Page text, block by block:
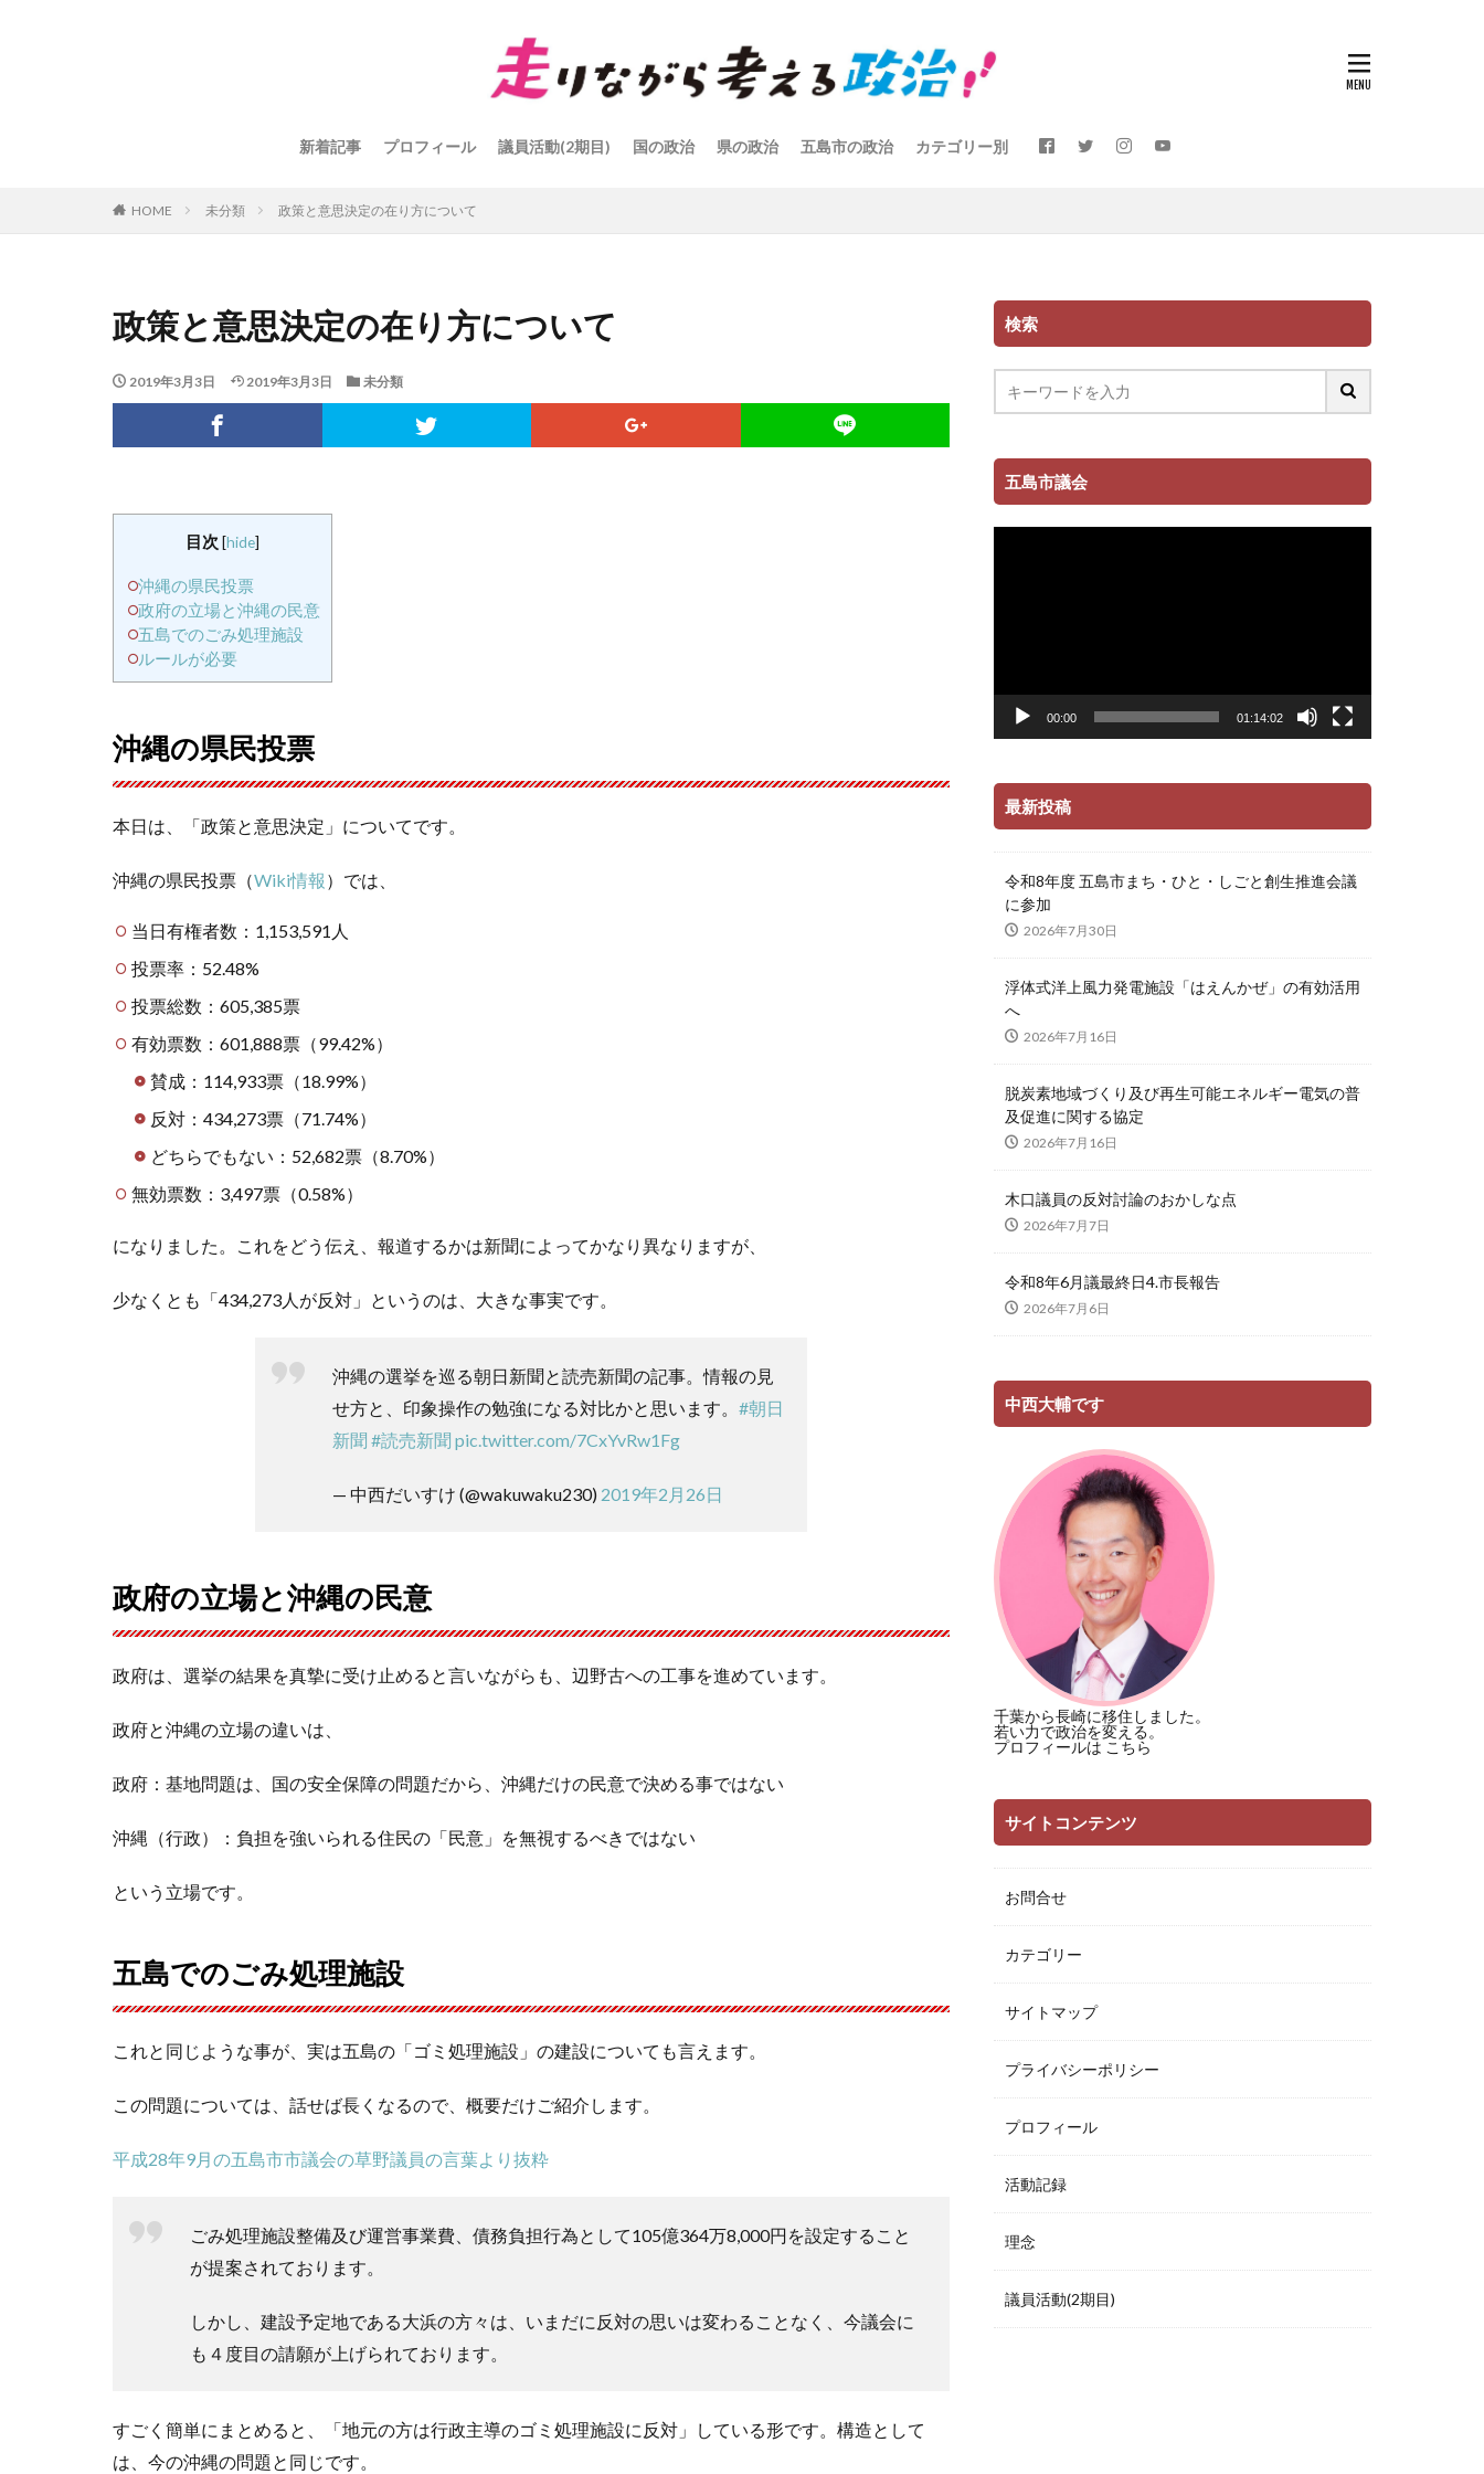
新着記事 プロフィール 議員活動(2期目) 国の政治 県の政治 五島市の政治 カテゴリー別
HOME 未分類 政策と意思決定の在り方について
政策と意思決定の在り方について
2019年3月3日 2019年3月3日 未分類
目次 [hide]
沖縄の県民投票
政府の立場と沖縄の民意
五島でのごみ処理施設
ルールが必要
沖縄の県民投票
本日は、「政策と意思決定」についてです。
沖縄の県民投票（Wiki情報 ）では、
当日有権者数：1,153,591人
投票率：52.48%
投票総数：605,385票
有効票数：601,888票（99.42%）
賛成：114,933票（18.99%）
反対：434,273票（71.74%）
どちらでもない：52,682票（8.70%）
無効票数：3,497票（0.58%）
になりました。これをどう伝え、報道するかは新聞によってかなり異なりますが、
少なくとも「434,273人が反対」というのは、大きな事実です。
沖縄の選挙を巡る朝日新聞と読売新聞の記事。情報の見
せ方と、印象操作の勉強になる対比かと思います。 #朝日
新聞 #読売新聞 pic.twitter.com/7CxYvRw1Fg
— 中西だいすけ (@wakuwaku230) 2019年2月26日
政府の立場と沖縄の民意
政府は、選挙の結果を真摯に受け止めると言いながらも、辺野古への工事を進めています。
政府と沖縄の立場の違いは、
政府：基地問題は、国の安全保障の問題だから、沖縄だけの民意で決める事ではない
沖縄（行政）：負担を強いられる住民の「民意」を無視するべきではない
という立場です。
五島でのごみ処理施設
これと同じような事が、実は五島の「ゴミ処理施設」の建設についても言えます。
この問題については、話せば長くなるので、概要だけご紹介します。
平成28年9月の五島市市議会の草野議員の言葉より抜粋
ごみ処理施設整備及び運営事業費、債務負担行為として105億364万8,000円を設定すること
が提案されております。
しかし、建設予定地である大浜の方々は、いまだに反対の思いは変わることなく、今議会に
も４度目の請願が上げられております。
すごく簡単にまとめると、「地元の方は行政主導のゴミ処理施設に反対」している形です。構造として
は、今の沖縄の問題と同じです。
検索
五島市議会
動
00:00 01:14:02
最新投稿
令和8年度 五島市まち・ひと・しごと創生推進会議
に参加
2026年7月30日
浮体式洋上風力発電施設「はえんかぜ」の有効活用
へ
2026年7月16日
脱炭素地域づくり及び再生可能エネルギー電気の普
及促進に関する協定
2026年7月16日
木口議員の反対討論のおかしな点
2026年7月7日
令和8年6月議最終日4.市長報告
2026年7月6日
中西大輔です
千葉から長崎に移住しました。
若い力で政治を変える。
プロフィールは こちら
サイトコンテンツ
お問合せ
カテゴリー
サイトマップ
プライバシーポリシー
プロフィール
活動記録
理念
議員活動(2期目)